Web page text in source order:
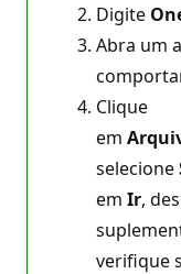
Digite
Abra um
Clique
em
selecione
em Ir,
verifique